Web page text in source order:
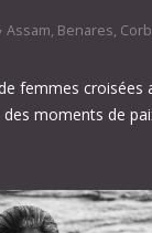
Assam, Benares,
femmes croisées
moments de